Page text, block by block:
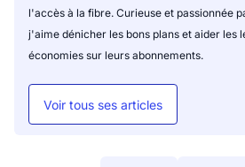
l'accès à la fibre. Curieuse et passionnée
j'aime dénicher les bons plans et aider les
économies sur leurs abonnements.
Voir tous ses articles